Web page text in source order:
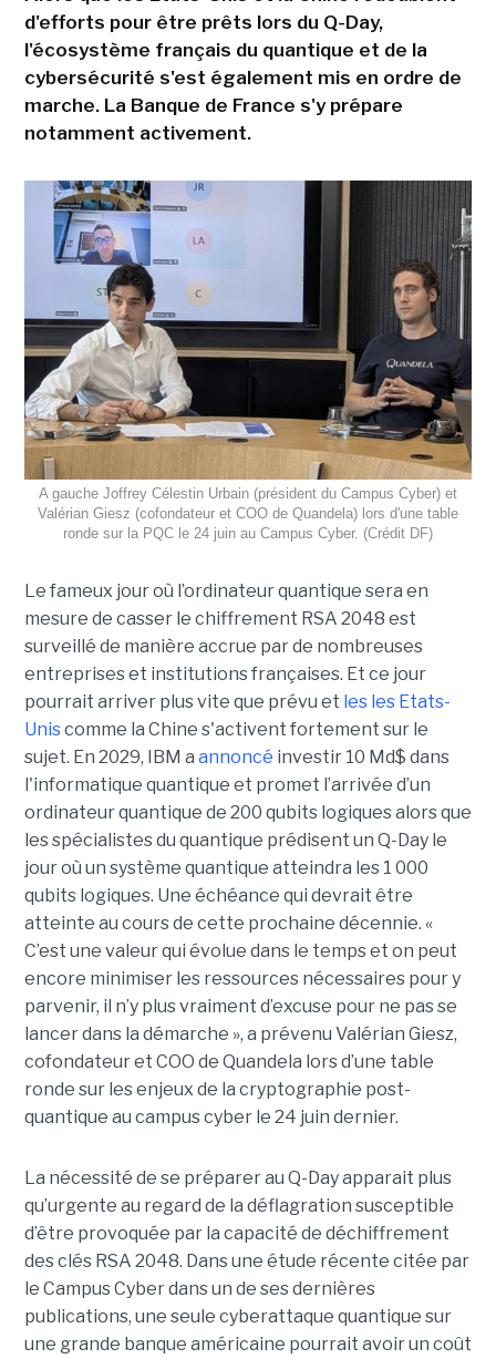
d'efforts pour être prêts lors du Q-Day,
l'écosystème français du quantique et de la
cybersécurité s'est également mis en ordre de
marche. La Banque de France s'y prépare
notamment activement.
A gauche Joffrey Célestin Urbain (président du Campus Cyber) et
Valérian Giesz (cofondateur et COO de Quandela) lors d'une table
ronde sur la PQC le 24 juin au Campus Cyber. (Crédit DF)
Le fameux jour où l’ordinateur quantique sera en
mesure de casser le chiffrement RSA 2048 est
surveillé de manière accrue par de nombreuses
entreprises et institutions françaises. Et ce jour
pourrait arriver plus vite que prévu et les les Etats-
Uniscomme la Chine s'activent fortement sur le
sujet. En 2029, IBM a annoncé investir 10 Md$ dans
l'informatique quantique et promet l’arrivée d’un
ordinateur quantique de 200 qubits logiques alors que
les spécialistes du quantique prédisent un Q-Day le
jour où un système quantique atteindra les 1 000
qubits logiques. Une échéance qui devrait être
atteinte au cours de cette prochaine décennie. «
C’est une valeur qui évolue dans le temps et on peut
encore minimiser les ressources nécessaires pour y
parvenir, il n’y plus vraiment d’excuse pour ne pas se
lancer dans la démarche », a prévenu Valérian Giesz,
cofondateur et COO de Quandela lors d’une table
ronde sur les enjeux de la cryptographie post-
quantique au campus cyber le 24 juin dernier.
La nécessité de se préparer au Q-Day apparait plus
qu’urgente au regard de la déflagration susceptible
d’être provoquée par la capacité de déchiffrement
des clés RSA 2048. Dans une étude récente citée par
le Campus Cyber dans un de ses dernières
publications, une seule cyberattaque quantique sur
une grande banque américaine pourrait avoir un coût